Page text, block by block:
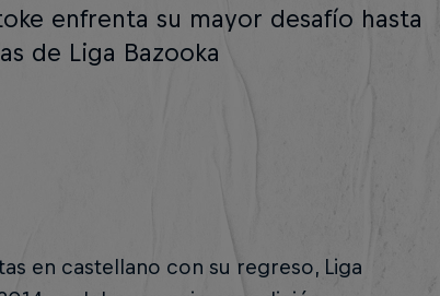
enfrenta su mayor desafío hasta
de Liga Bazooka
en castellano con su regreso, Liga